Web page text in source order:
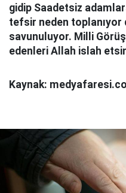
gidip Saadetsiz
tefsir neden toplanıyor
savunuluyor. Milli
edenleri Allah islah
Kaynak: